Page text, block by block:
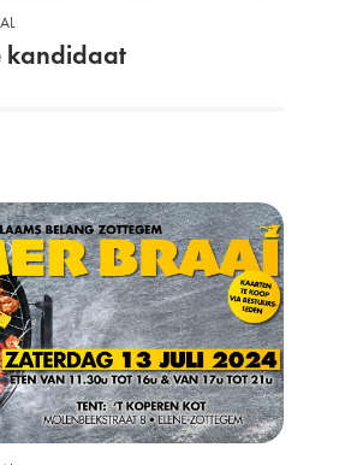
kandidaat